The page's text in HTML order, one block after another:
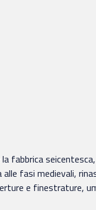
fasi medievali,
e finestrature,